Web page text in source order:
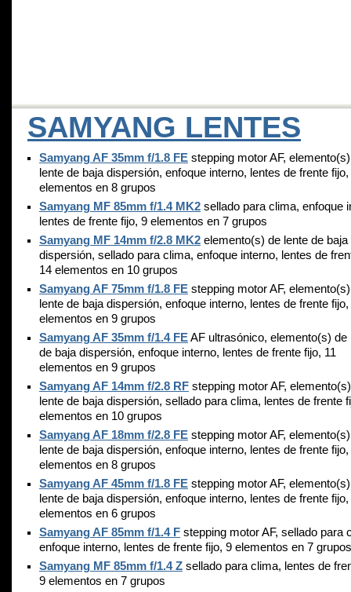
SAMYANG LENTES
Samyang AF 35mm f/1.8 FE stepping motor AF,
lente de baja dispersión, enfoque interno, lentes de frente fijo,
elementos en 8 grupos
Samyang MF 85mm f/1.4 MK2 sellado para clima, enfoque
lentes de frente fijo, 9 elementos en 7 grupos
Samyang MF 14mm f/2.8 MK2 elemento(s) de lente de baja
dispersión, sellado para clima, enfoque interno, lentes de
14 elementos en 10 grupos
Samyang AF 75mm f/1.8 FE stepping motor AF,
lente de baja dispersión, enfoque interno, lentes de frente fijo,
elementos en 9 grupos
Samyang AF 35mm f/1.4 FEAF ultrasónico, elemento(s) de
de baja dispersión, enfoque interno, lentes de frente fijo, 11
elementos en 9 grupos
Samyang AF 14mm f/2.8 RF stepping motor AF,
lente de baja dispersión, sellado para clima, lentes de frente
elementos en 10 grupos
Samyang AF 18mm f/2.8 FE stepping motor AF,
lente de baja dispersión, enfoque interno, lentes de frente fijo,
elementos en 8 grupos
Samyang AF 45mm f/1.8 FE stepping motor AF,
lente de baja dispersión, enfoque interno, lentes de frente fijo,
elementos en 6 grupos
Samyang AF 85mm f/1.4 F stepping motor AF, sellado para
enfoque interno, lentes de frente fijo, 9 elementos en 7 grupos
Samyang MF 85mm f/1.4 Z sellado para clima, lentes de
9 elementos en 7 grupos